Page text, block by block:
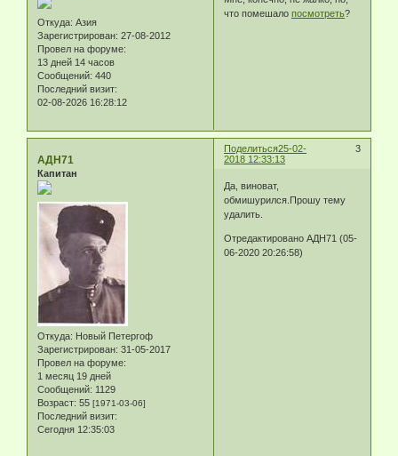
Откуда: Азия
Зарегистрирован: 27-08-2012
Провел на форуме:
13 дней 14 часов
Сообщений: 440
Последний визит:
02-08-2026 16:28:12
что помешалопосмотреть?
Поделиться 3
25-02-
2018 12:33:13
АДН71
Капитан
Откуда: Новый Петергоф
Зарегистрирован: 31-05-2017
Провел на форуме:
1 месяц 19 дней
Сообщений: 1129
Возраст: 55 [1971-03-06]
Последний визит:
Сегодня 12:35:03
Да, виноват,
обмишурился.Прошу тему
удалить.
Отредактировано АДН71 (05-
06-2020 20:26:58)